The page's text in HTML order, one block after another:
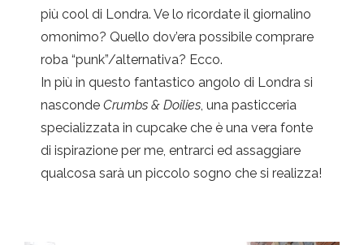
più cool di Londra. Ve lo ricordate il giornalino
omonimo? Quello dov’era possibile comprare
roba “punk”/alternativa? Ecco.
In più in questo fantastico angolo di Londra si
nasconde Crumbs & Doilies , una pasticceria
specializzata in cupcake che è una vera fonte
di ispirazione per me, entrarci ed assaggiare
qualcosa sarà un piccolo sogno che si realizza!